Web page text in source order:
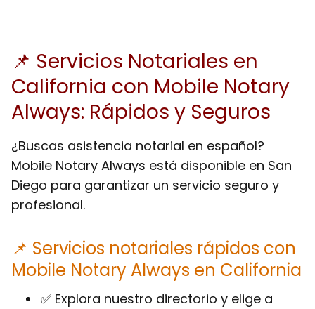
📌 Servicios Notariales en
California con Mobile Notary
Always: Rápidos y Seguros
¿Buscas asistencia notarial en español?
Mobile Notary Always está disponible en San
Diego para garantizar un servicio seguro y
profesional.
📌 Servicios notariales rápidos con
Mobile Notary Always en California
✅ Explora nuestro directorio y elige a